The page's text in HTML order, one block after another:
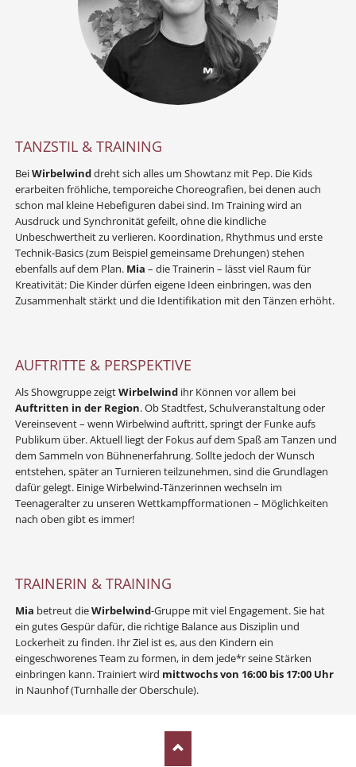
TANZSTIL & TRAINING
BeiWirbelwinddreht sich alles um Showtanz mit Pep. Die Kids
erarbeiten fröhliche, temporeiche Choreografien, bei denen auch
schon mal kleine Hebefiguren dabei sind. Im Training wird an
Ausdruck und Synchronität gefeilt, ohne die kindliche
Unbeschwertheit zu verlieren. Koordination, Rhythmus und erste
Technik-Basics (zum Beispiel gemeinsame Drehungen) stehen
ebenfalls auf dem Plan. Mia – die Trainerin – lässt viel Raum für
Kreativität: Die Kinder dürfen eigene Ideen einbringen, was den
Zusammenhalt stärkt und die Identifikation mit den Tänzen erhöht.
AUFTRITTE & PERSPEKTIVE
Als Showgruppe zeigtWirbelwind ihr Können vor allem bei
Auftritten in der Region. Ob Stadtfest, Schulveranstaltung oder
Vereinsevent – wenn Wirbelwind auftritt, springt der Funke aufs
Publikum über. Aktuell liegt der Fokus auf dem Spaß am Tanzen und
dem Sammeln von Bühnenerfahrung. Sollte jedoch der Wunsch
entstehen, später an Turnieren teilzunehmen, sind die Grundlagen
dafür gelegt. Einige Wirbelwind-Tänzerinnen wechseln im
Teenageralter zu unseren Wettkampfformationen – Möglichkeiten
nach oben gibt es immer!
TRAINERIN & TRAINING
Mia betreut dieWirbelwind-Gruppe mit viel Engagement. Sie hat
ein gutes Gespür dafür, die richtige Balance aus Disziplin und
Lockerheit zu finden. Ihr Ziel ist es, aus den Kindern ein
eingeschworenes Team zu formen, in dem jede*r seine Stärken
einbringen kann. Trainiert wird mittwochs von 16:00 bis 17:00 Uhr
in Naunhof (Turnhalle der Oberschule).